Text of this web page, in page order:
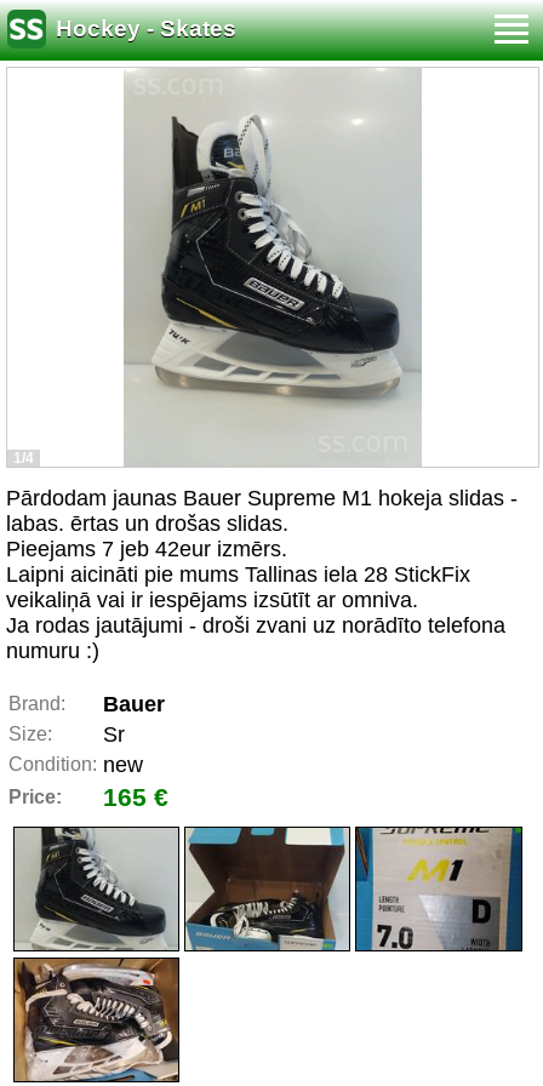
Hockey - Skates
1/4
Pārdodam jaunas Bauer Supreme M1 hokeja slidas -
labas. ērtas un drošas slidas.
Pieejams 7 jeb 42eur izmērs.
Laipni aicināti pie mums Tallinas iela 28 StickFix
veikaliņā vai ir iespējams izsūtīt ar omniva.
Ja rodas jautājumi - droši zvani uz norādīto telefona
numuru :)
Brand: Bauer
Size: Sr
Condition: new
Price: 165 €